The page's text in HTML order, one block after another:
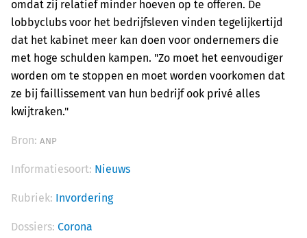
omdat zij relatief minder hoeven op te offeren. De
lobbyclubs voor het bedrijfsleven vinden tegelijkertijd
dat het kabinet meer kan doen voor ondernemers die
met hoge schulden kampen. "Zo moet het eenvoudiger
worden om te stoppen en moet worden voorkomen dat
ze bij faillissement van hun bedrijf ook privé alles
kwijtraken."
Bron: ANP
Informatiesoort: Nieuws
Rubriek: Invordering
Dossiers: Corona